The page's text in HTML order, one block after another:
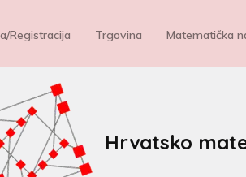
Registracija Trgovina Matematička
Hrvatsko